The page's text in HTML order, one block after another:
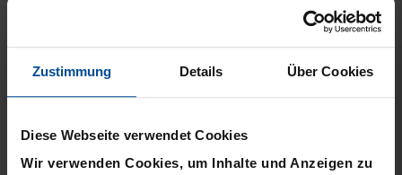
Zustimmung Details Über Cookies
Diese Webseite verwendet Cookies
Wir verwenden Cookies, um Inhalte und Anzeigen zu
PLÜSCHBALL LOGO
GROSS
PIZZASCHNEIDER KSC
12,95 €